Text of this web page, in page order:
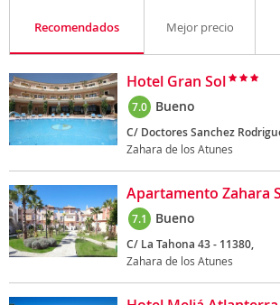
Recomendados Mejor precio
Hotel Gran Sol
7.0 Bueno
C/ Doctores Sanchez
Zahara de los Atunes
Apartamento Zahara
7.1 Bueno
C/ La Tahona 43 - 11380,
Zahara de los Atunes